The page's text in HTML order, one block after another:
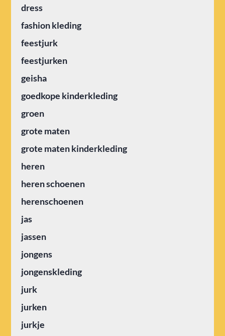
dress
fashion kleding
feestjurk
feestjurken
geisha
goedkope kinderkleding
groen
grote maten
grote maten kinderkleding
heren
heren schoenen
herenschoenen
jas
jassen
jongens
jongenskleding
jurk
jurken
jurkje